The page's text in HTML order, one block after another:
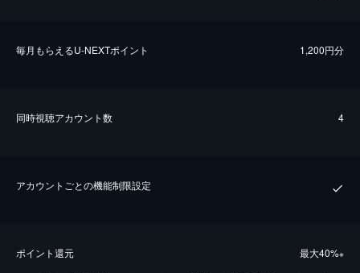
毎⽉もらえるU-NEXTポイント 1,200円分
同時視聴アカウント数 4
アカウントごとの機能制限設定
ポイント還元 最⼤40%※